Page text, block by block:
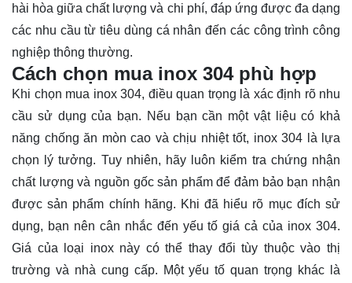
hài hòa giữa chất lượng và chi phí, đáp ứng được đa dạng
các nhu cầu từ tiêu dùng cá nhân đến các công trình công
nghiệp thông thường.
Cách chọn mua inox 304 phù hợp
Khi chọn mua inox 304, điều quan trọng là xác định rõ nhu
cầu sử dụng của bạn. Nếu bạn cần một vật liệu có khả
năng chống ăn mòn cao và chịu nhiệt tốt, inox 304 là lựa
chọn lý tưởng. Tuy nhiên, hãy luôn kiểm tra chứng nhận
chất lượng và nguồn gốc sản phẩm để đảm bảo bạn nhận
được sản phẩm chính hãng. Khi đã hiểu rõ mục đích sử
dụng, bạn nên cân nhắc đến yếu tố giá cả của inox 304.
Giá của loại inox này có thể thay đổi tùy thuộc vào thị
trường và nhà cung cấp. Một yếu tố quan trọng khác là